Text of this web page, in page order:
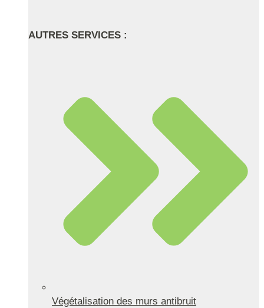
AUTRES SERVICES :
Végétalisation des murs antibruit